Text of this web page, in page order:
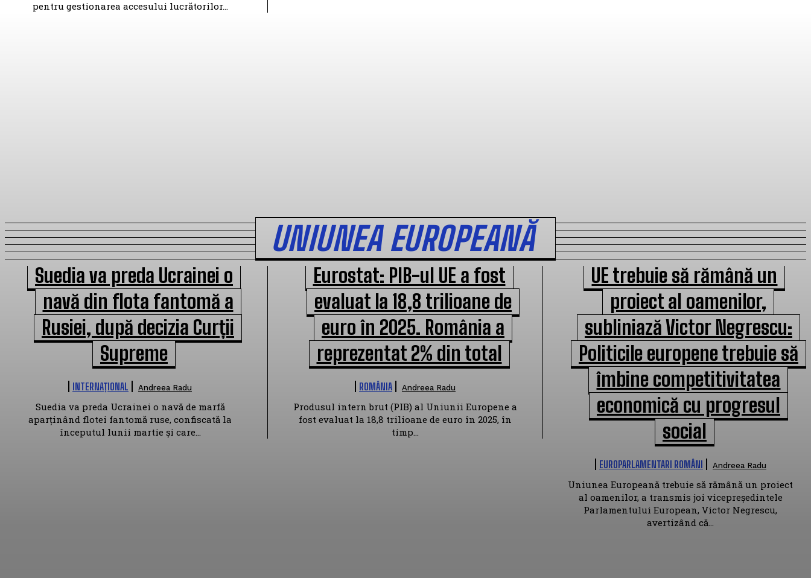
pentru gestionarea accesului lucrătorilor...
UNIUNEA EUROPEANĂ
Suedia va preda Ucrainei o
navă din flota fantomă a
Rusiei, după decizia Curții
Supreme
INTERNAȚIONAL Andreea Radu
Suedia va preda Ucrainei o navă de marfă
aparținând flotei fantomă ruse, confiscată la
începutul lunii martie și care...
Eurostat: PIB-ul UE a fost
evaluat la 18,8 trilioane de
euro în 2025. România a
reprezentat 2% din total
ROMÂNIA Andreea Radu
Produsul intern brut (PIB) al Uniunii Europene a
fost evaluat la 18,8 trilioane de euro în 2025, în
timp...
UE trebuie să rămână un
proiect al oamenilor,
subliniază Victor Negrescu:
Politicile europene trebuie să
îmbine competitivitatea
economică cu progresul
social
EUROPARLAMENTARI ROMÂNI Andreea Radu
Uniunea Europeană trebuie să rămână un proiect
al oamenilor, a transmis joi vicepreședintele
Parlamentului European, Victor Negrescu,
avertizând că...